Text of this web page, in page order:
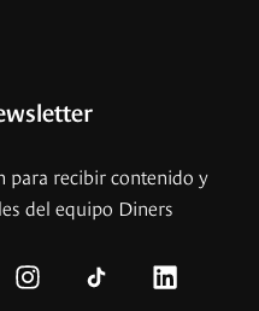
para recibir contenido y
del equipo Diners